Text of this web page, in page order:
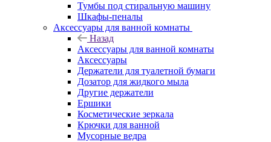
Тумбы под стиральную машину
Шкафы-пеналы
Аксессуары для ванной комнаты
Назад
Аксессуары для ванной комнаты
Аксессуары
Держатели для туалетной бумаги
Дозатор для жидкого мыла
Другие держатели
Ершики
Косметические зеркала
Крючки для ванной
Мусорные ведра